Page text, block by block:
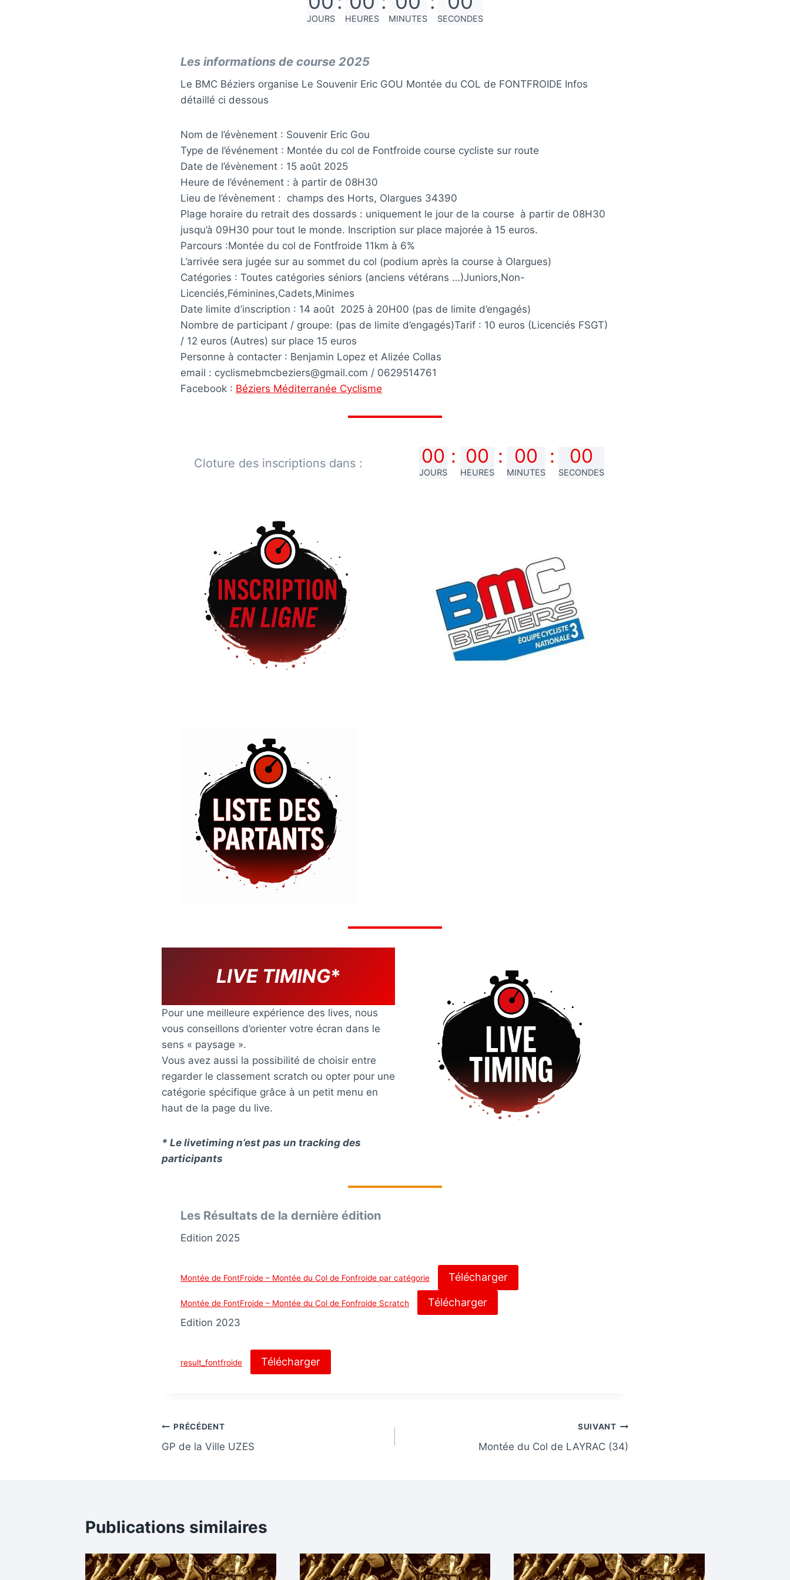
JOURS HEURES MINUTES SECONDES
Les informations de course 2025
Le BMC Béziers organise Le Souvenir Eric GOU Montée du COL de FONTFROIDE Infos
détaillé ci dessous
Nom de l’évènement : Souvenir Eric Gou
Type de l’événement : Montée du col de Fontfroide course cycliste sur route
Date de l’évènement : 15 août 2025
Heure de l’événement : à partir de 08H30
Lieu de l’évènement : champs des Horts, Olargues 34390
Plage horaire du retrait des dossards : uniquement le jour de la course à partir de 08H30
jusqu’à 09H30 pour tout le monde. Inscription sur place majorée à 15 euros.
Parcours :Montée du col de Fontfroide 11km à 6%
L’arrivée sera jugée sur au sommet du col (podium après la course à Olargues)
Catégories : Toutes catégories séniors (anciens vétérans …)Juniors,Non-
Licenciés,Féminines,Cadets,Minimes
Date limite d’inscription : 14 août 2025 à 20H00 (pas de limite d’engagés)
Nombre de participant / groupe: (pas de limite d’engagés)Tarif : 10 euros (Licenciés FSGT)
/ 12 euros (Autres) sur place 15 euros
Personne à contacter : Benjamin Lopez et Alizée Collas
email : cyclismebmcbeziers@gmail.com / 0629514761
Facebook : Béziers Méditerranée Cyclisme
Cloture des inscriptions dans : 00
JOURS
: 00
HEURES
: 00
MINUTES
: 00
SECONDES
LIVE TIMING*
Pour une meilleure expérience des lives, nous
vous conseillons d’orienter votre écran dans le
sens « paysage ».
Vous avez aussi la possibilité de choisir entre
regarder le classement scratch ou opter pour une
catégorie spécifique grâce à un petit menu en
haut de la page du live.
* Le livetiming n’est pas un tracking des
participants
Les Résultats de la dernière édition
Edition 2025
Montée de FontFroide – Montée du Col de Fonfroide par catégorie Télécharger
Montée de FontFroide – Montée du Col de Fonfroide Scratch Télécharger
Edition 2023
result_fontfroide Télécharger
Navigation
de
PRÉCÉDENT
GP de la Ville UZES
SUIVANT
Montée du Col de LAYRAC (34)
Publications similaires